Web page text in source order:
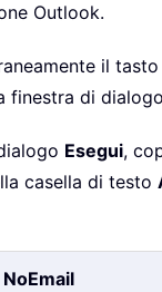
Outlook.
il tasto
finestra di dialogo
Esegui,
casella di testo